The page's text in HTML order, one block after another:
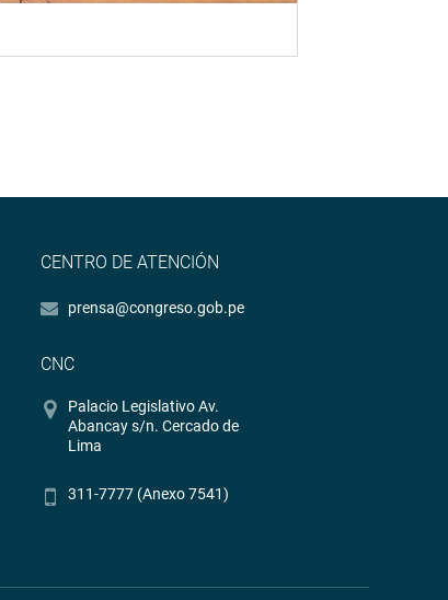
CENTRO DE ATENCIÓN
prensa@congreso.gob.pe
CNC
Palacio Legislativo Av.
Abancay s/n. Cercado de
Lima
311-7777 (Anexo 7541)